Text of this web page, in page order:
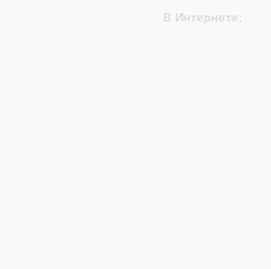
В Интернете: